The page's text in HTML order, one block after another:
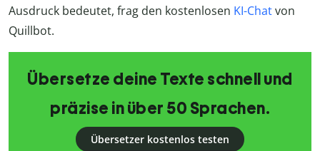
Ausdruck bedeutet, frag den kostenlosen KI-Chatvon
Quillbot.
Übersetze deine Texte schnell und
präzise in über 50 Sprachen.
Übersetzer kostenlos testen